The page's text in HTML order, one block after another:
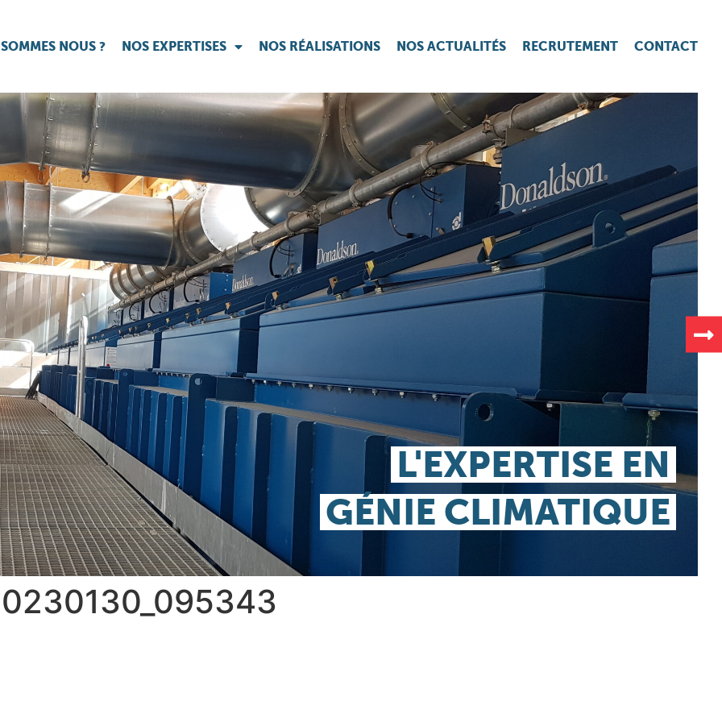
NOUS ? NOS EXPERTISES NOS RÉALISATIONS NOS ACTUALITÉS RECRUTEMENT CONTACT